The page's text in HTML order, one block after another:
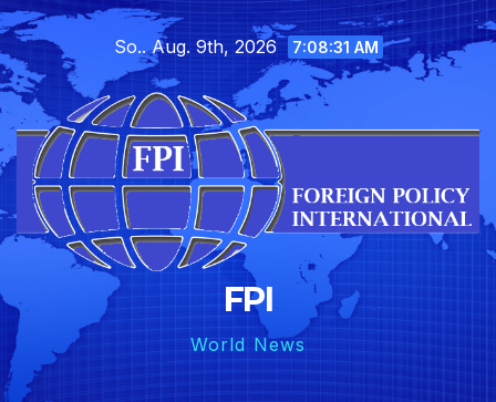
Skip
to
content
So.. Aug. 9th, 2026 7:08:33 AM
FPI
World News